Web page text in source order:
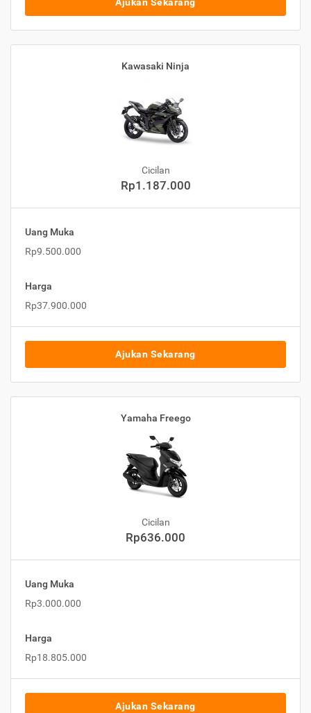
Ajukan Sekarang
Kawasaki Ninja
Cicilan
Rp1.187.000
Uang Muka
Rp9.500.000
Harga
Rp37.900.000
Ajukan Sekarang
Yamaha Freego
Cicilan
Rp636.000
Uang Muka
Rp3.000.000
Harga
Rp18.805.000
Ajukan Sekarang